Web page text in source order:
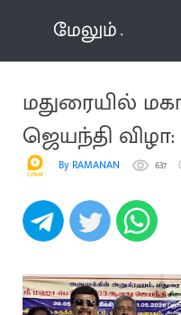
மேலும்
மதுரையில்
ஜெயந்தி
By RAMANAN 637